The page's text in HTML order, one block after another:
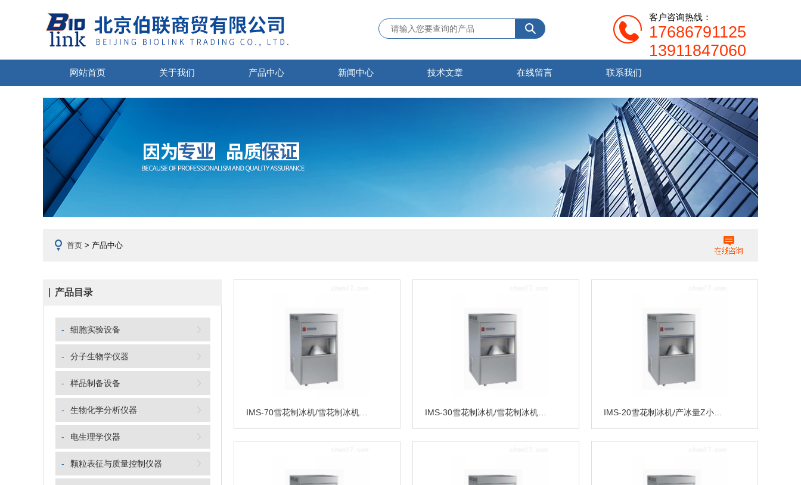
客户咨询热线：
17686791125
13911847060
网站首页 关于我们 产品中心 新闻中心 技术文章 在线留言 联系我们
首页 > 产品中心
产品目录
- 细胞实验设备
- 分子生物学仪器
- 样品制备设备
- 生物化学分析仪器
- 电生理学仪器
- 颗粒表征与质量控制仪器